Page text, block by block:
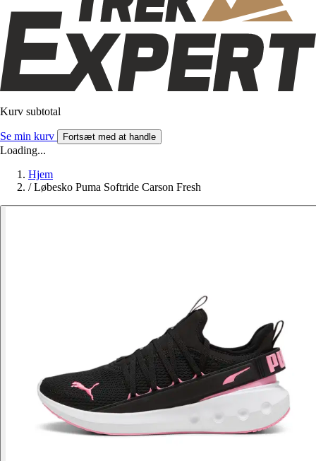
Kurv subtotal
Se min kurv Fortsæt med at handle
Loading...
Hjem
/ Løbesko Puma Softride Carson Fresh